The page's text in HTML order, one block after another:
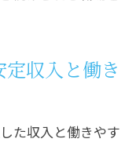
収入と働き
た収入と働きやす